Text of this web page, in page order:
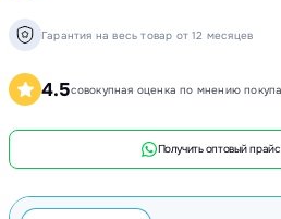
Гарантия на весь товар от 12 месяцев
4.5совокупная оценка по мнению
Получить оптовый